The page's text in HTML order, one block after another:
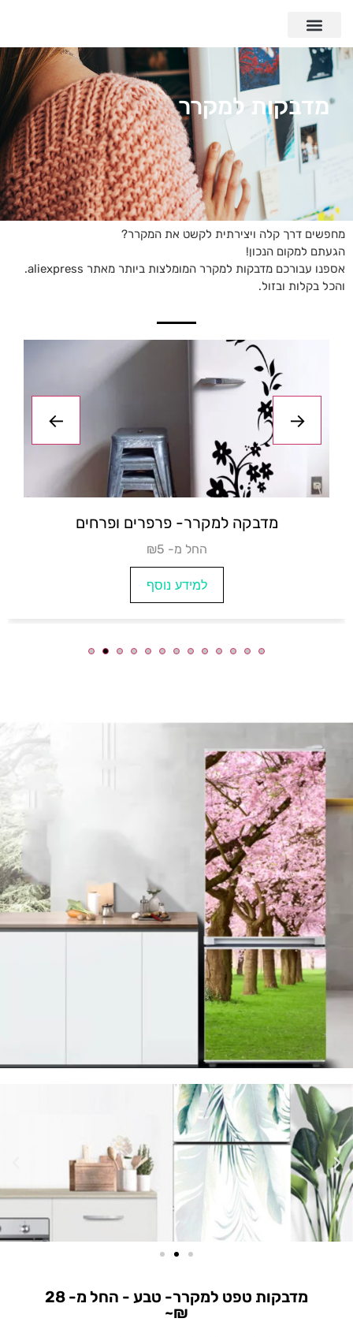
מדבקות למקרר
מחפשים דרך קלה ויצירתית לקשט את המקרר?
הגעתם למקום הנכון!
אספנו עבורכם מדבקות למקרר המומלצות ביותר מאתר aliexpress.
והכל בקלות ובזול.
מדבקה למקרר- פרחים צבעוניים
₪3
למידע נוסף
מדבקות טפט למקרר- טבע - החל מ- 28
₪~